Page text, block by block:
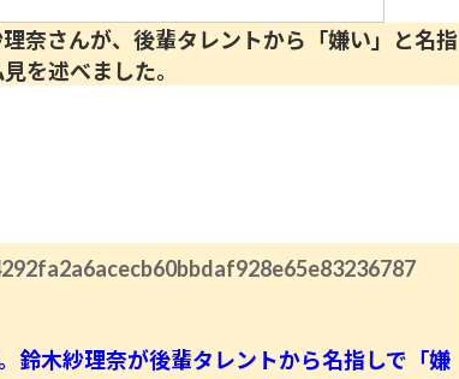
奈さんが、後輩タレントから「嫌い」と名指
を述べました。
鈴木紗理奈が後輩タレントから名指しで「嫌